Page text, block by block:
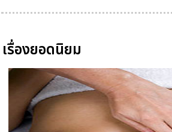
เรื่องยอดนิยม